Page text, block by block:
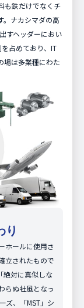
も鉄だけでなくチ
。ナカシマダの高
すヘッダーにおい
占めており、IT
場は多業種にわた
り
ホールに使用さ
立されたもので
絶対に真似しな
らぬ社風となっ
ズ、「MST」シ